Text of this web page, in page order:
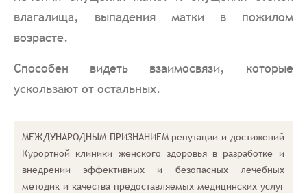
влагалища, выпадения матки в пожилом
возрасте.
Способен видеть взаимосвязи, которые
ускользают от остальных.
МЕЖДУНАРОДНЫМ ПРИЗНАНИЕМ репутации и достижений
Курортной клиники женского здоровья в разработке и
внедрении эффективных и безопасных лечебных
методик и качества предоставляемых медицинских услуг